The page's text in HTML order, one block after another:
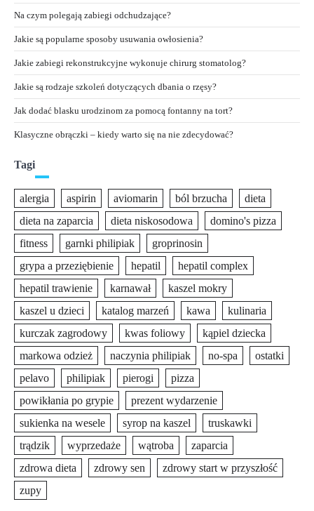
Na czym polegają zabiegi odchudzające?
Jakie są popularne sposoby usuwania owłosienia?
Jakie zabiegi rekonstrukcyjne wykonuje chirurg stomatolog?
Jakie są rodzaje szkoleń dotyczących dbania o rzęsy?
Jak dodać blasku urodzinom za pomocą fontanny na tort?
Klasyczne obrączki – kiedy warto się na nie zdecydować?
Tagi
alergia aspirin aviomarin ból brzucha
dieta
dieta na zaparcia
dieta niskosodowa
domino's pizza
fitness
garnki philipiak
groprinosin
grypa a przeziębienie
hepatil
hepatil complex
hepatil trawienie
karnawał
kaszel mokry
kaszel u dzieci
katalog marzeń kawa
kulinaria
kurczak zagrodowy
kwas foliowy
kąpiel dziecka
markowa odzież
naczynia philipiak no-spa
ostatki
pelavo
philipiak pierogi
pizza
powikłania po grypie
prezent wydarzenie
sukienka na wesele
syrop na kaszel
truskawki
trądzik
wyprzedaże wątroba
zaparcia
zdrowa dieta
zdrowy sen
zdrowy start w przyszłość
zupy